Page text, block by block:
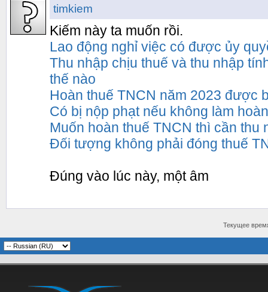
timkiem
Kiếm này ta muốn rồi.
Lao động nghỉ việc có được ủy
Thu nhập chịu thuế và thu nhập
thế nào
Hoàn thuế TNCN năm 2023 được
Có bị nộp phạt nếu không làm
Muốn hoàn thuế TNCN thì cần thu
Đối tượng không phải đóng thuế
Đúng vào lúc này, một âm
Текущее